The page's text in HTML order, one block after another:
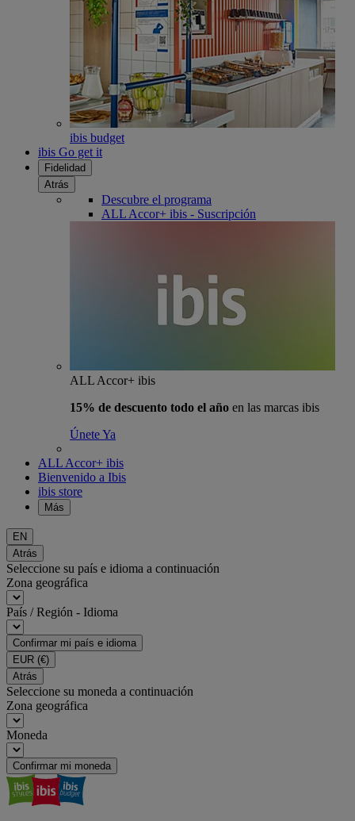
ibis budget
ibis Go get it
Fidelidad
Atrás
Descubre el programa
ALL Accor+ ibis - Suscripción
ALL Accor+ ibis
15% de descuento todo el año en las marcas ibis
Únete Ya
ALL Accor+ ibis
Bienvenido a Ibis
ibis store
Más
EN
Atrás
Seleccione su país e idioma a continuación
Zona geográfica
País / Región - Idioma
Confirmar mi país e idioma
EUR (€)
Atrás
Seleccione su moneda a continuación
Zona geográfica
Moneda
Confirmar mi moneda